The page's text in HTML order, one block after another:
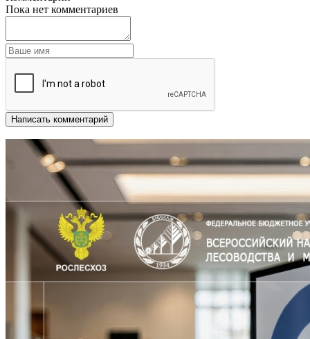
Пока нет комментариев
Написать комментарий